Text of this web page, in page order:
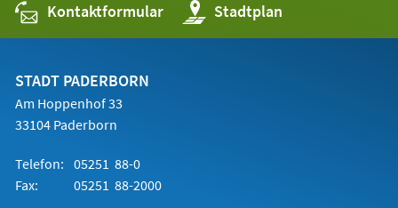
Kontaktformular Stadtplan
(Öffnet
in
einem
STADT PADERBORN
Am Hoppenhof 33
33104 Paderborn
Telefon: 05251 88-0
Fax:
05251 88-2000